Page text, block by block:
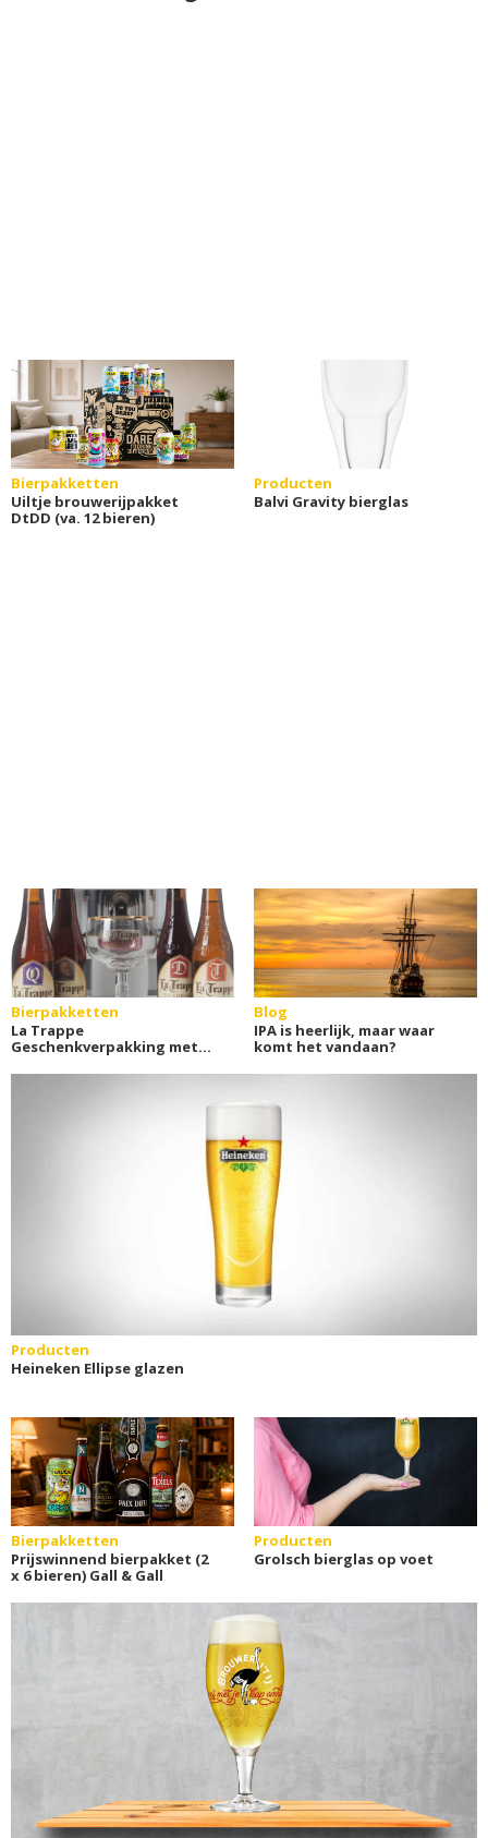
Bierpakketten
Uiltje brouwerijpakket
DtDD (va. 12 bieren)
Producten
Balvi Gravity bierglas
Bierpakketten
La Trappe
Geschenkverpakking met
Blog
IPA is heerlijk, maar waar
komt het vandaan?
Producten
Heineken Ellipse glazen
Bierpakketten
Prijswinnend bierpakket (2
x 6 bieren) Gall & Gall
Producten
Grolsch bierglas op voet